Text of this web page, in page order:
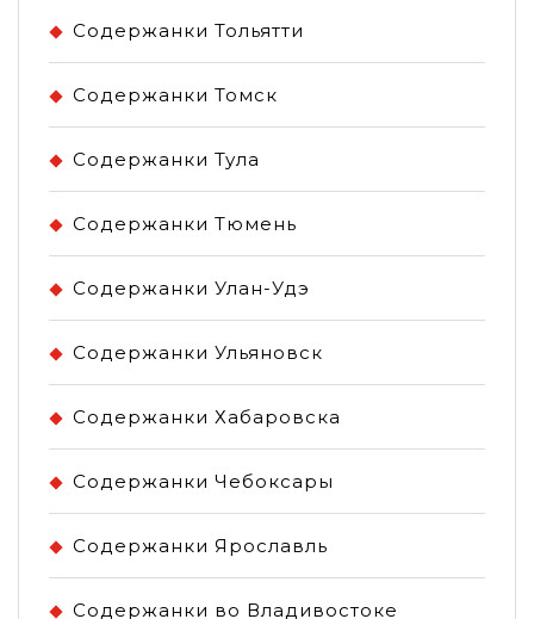
Содержанки Тольятти
Содержанки Томск
Содержанки Тула
Содержанки Тюмень
Содержанки Улан-Удэ
Содержанки Ульяновск
Содержанки Хабаровска
Содержанки Чебоксары
Содержанки Ярославль
Содержанки во Владивостоке